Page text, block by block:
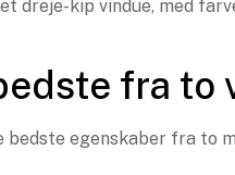
fra to
egenskaber fra to